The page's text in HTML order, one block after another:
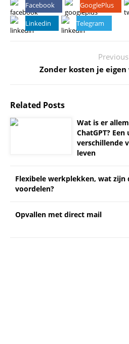
Facebook GooglePlus
Linkedin
Telegram
Previous
Zonder kosten je
Related Posts
Wat is er
ChatGPT?
verschillende
leven
Flexibele werkplekken, wat zijn
voordelen?
Opvallen met direct mail